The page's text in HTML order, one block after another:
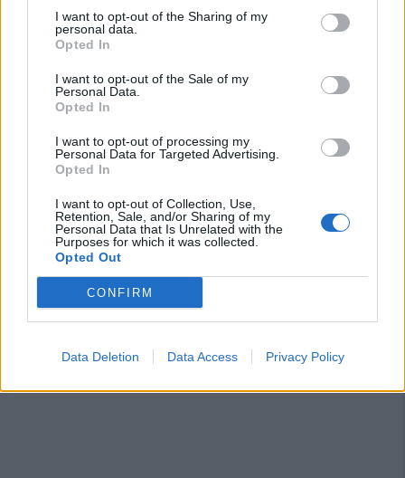
I want to opt-out of the Sharing of my
personal data.
Opted In
I want to opt-out of the Sale of my
Personal Data.
Opted In
I want to opt-out of processing my
Personal Data for Targeted Advertising.
Opted In
I want to opt-out of Collection, Use,
Retention, Sale, and/or Sharing of my
Personal Data that Is Unrelated with the
Purposes for which it was collected.
Opted Out
CONFIRM
Data Deletion Data Access Privacy Policy